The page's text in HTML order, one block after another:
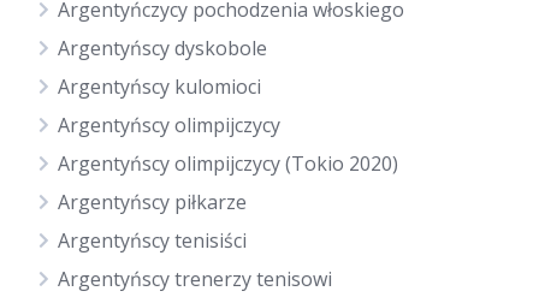
Argentyńczycy pochodzenia włoskiego
Argentyńscy dyskobole
Argentyńscy kulomioci
Argentyńscy olimpijczycy
Argentyńscy olimpijczycy (Tokio 2020)
Argentyńscy piłkarze
Argentyńscy tenisiści
Argentyńscy trenerzy tenisowi